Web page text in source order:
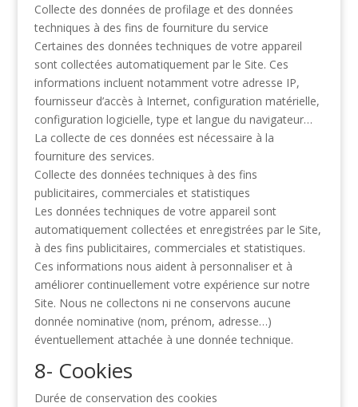
Collecte des données de profilage et des données
techniques à des fins de fourniture du service
Certaines des données techniques de votre appareil
sont collectées automatiquement par le Site. Ces
informations incluent notamment votre adresse IP,
fournisseur d’accès à Internet, configuration matérielle,
configuration logicielle, type et langue du navigateur…
La collecte de ces données est nécessaire à la
fourniture des services.
Collecte des données techniques à des fins
publicitaires, commerciales et statistiques
Les données techniques de votre appareil sont
automatiquement collectées et enregistrées par le Site,
à des fins publicitaires, commerciales et statistiques.
Ces informations nous aident à personnaliser et à
améliorer continuellement votre expérience sur notre
Site. Nous ne collectons ni ne conservons aucune
donnée nominative (nom, prénom, adresse…)
éventuellement attachée à une donnée technique.
8- Cookies
Durée de conservation des cookies